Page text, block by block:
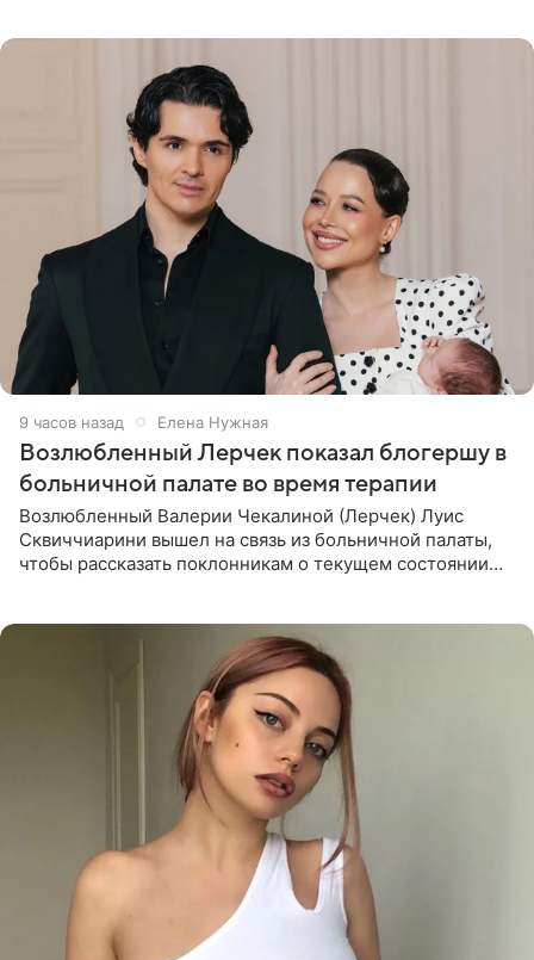
9 часов назад Елена Нужная
Возлюбленный Лерчек показал блогершу в
больничной палате во время терапии
Возлюбленный Валерии Чекалиной (Лерчек) Луис
Сквиччиарини вышел на связь из больничной палаты,
чтобы рассказать поклонникам о текущем состоянии